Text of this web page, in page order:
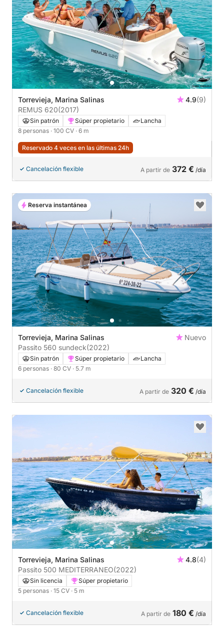
Torrevieja, Marina Salinas 4.9(9)
REMUS 620(2017)
Sin patrón Súper propietario
Lancha
8 personas · 100 CV · 6 m
Reservado 4 veces en las últimas 24h
Cancelación flexible A partir de 372 € /día
Torrevieja, Marina Salinas
Nuevo
Passito 560 sundeck(2022)
Sin patrón Súper propietario
Lancha
6 personas · 80 CV · 5.7 m
Cancelación flexible A partir de 320 € /día
Reserva instantánea
Torrevieja, Marina Salinas 4.8(4)
Passito 500 MEDITERRANEO(2022)
Sin licencia
Súper propietario
5 personas · 15 CV · 5 m
Cancelación flexible A partir de 180 € /día